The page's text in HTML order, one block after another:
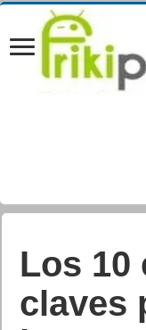
Los 10
claves